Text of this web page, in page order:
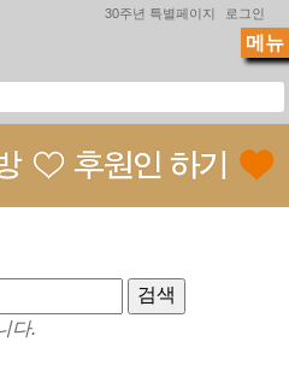
30주년 특별페이지 로그인
다.
메뉴